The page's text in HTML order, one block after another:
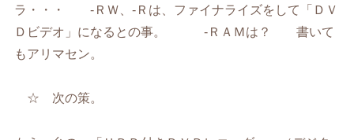
ラ・・・ -ＲＷ、-Ｒは、ファイナライズをして「ＤＶ
Ｄビデオ」になるとの事。 -ＲＡＭは？ 書いて
もアリマセン。
☆ 次の策。